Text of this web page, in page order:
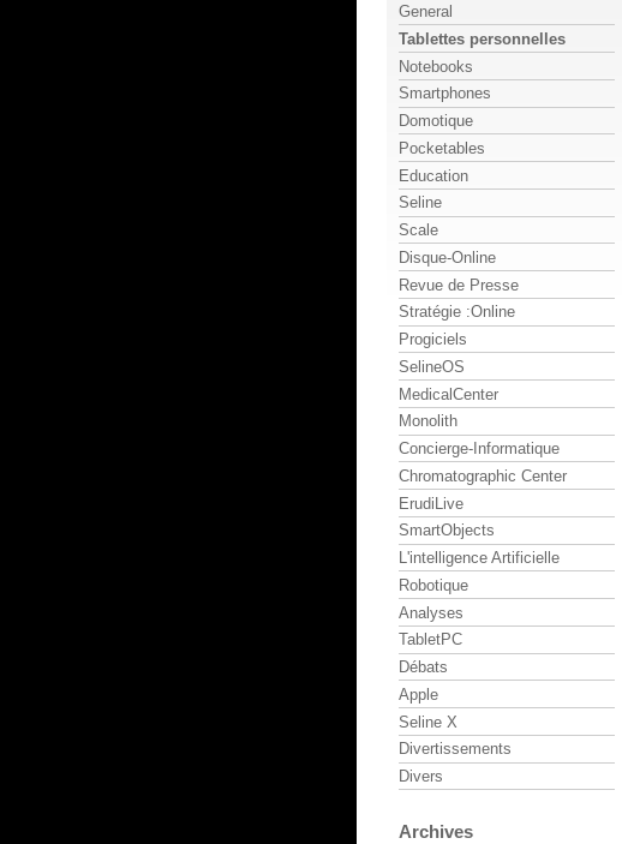
General
Tablettes personnelles
Notebooks
Smartphones
Domotique
Pocketables
Education
Seline
Scale
Disque-Online
Revue de Presse
Stratégie :Online
Progiciels
SelineOS
MedicalCenter
Monolith
Concierge-Informatique
Chromatographic Center
ErudiLive
SmartObjects
L'intelligence Artificielle
Robotique
Analyses
TabletPC
Débats
Apple
Seline X
Divertissements
Divers
Archives